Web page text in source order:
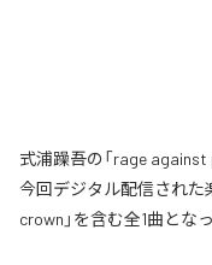
式浦躁吾の「rage against
今回デジタル配信された
crown」を含む全1曲とな